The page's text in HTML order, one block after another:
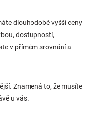
dlouhodobě vyšší ceny
dostupností,
v přímém srovnání a
Znamená to, že musíte
u vás.